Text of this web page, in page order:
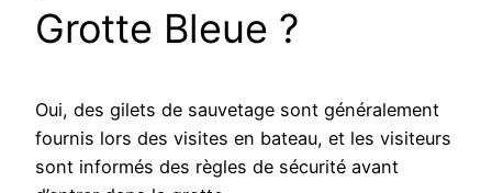
Grotte Bleue ?
Oui, des gilets de sauvetage sont généralement
fournis lors des visites en bateau, et les visiteurs
sont informés des règles de sécurité avant